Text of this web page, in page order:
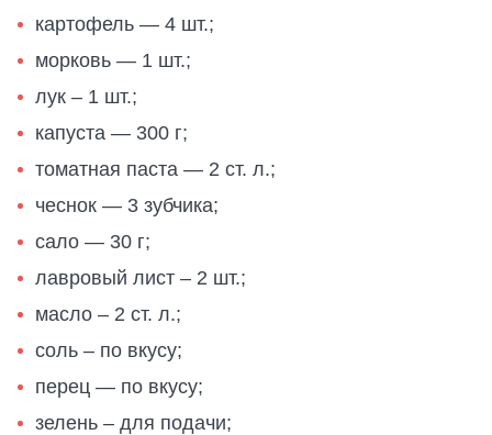
картофель — 4 шт.;
морковь — 1 шт.;
лук – 1 шт.;
капуста — 300 г;
томатная паста — 2 ст. л.;
чеснок — 3 зубчика;
сало — 30 г;
лавровый лист – 2 шт.;
масло – 2 ст. л.;
соль – по вкусу;
перец — по вкусу;
зелень – для подачи;